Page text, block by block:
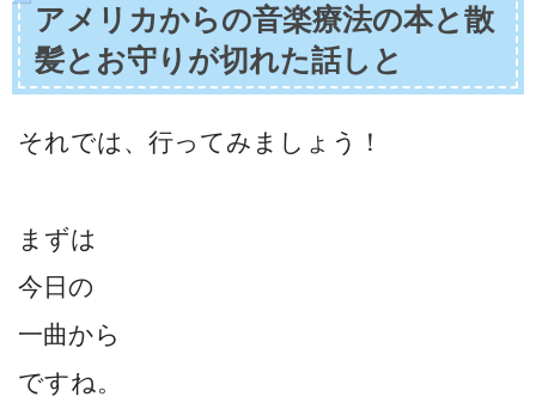
アメリカからの音楽療法の本と散
髪とお守りが切れた話しと
それでは、行ってみましょう！
まずは
今日の
一曲から
ですね。